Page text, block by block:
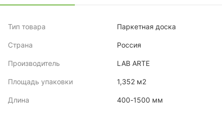
Тип товара Паркетная доска
Страна Россия
Производитель LAB ARTE
Площадь упаковки 1,352 м2
Длина 400-1500 мм